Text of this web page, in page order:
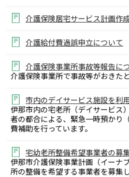
介護保険居宅サービス計画作
介護給付費過誤申立について
介護保険事業所事故等報告に
介護保険事業所で事故等がおきた
市内のデイサービス施設を利
伊那市内の宅老所（デイサービス
者の都合による、緊急一時預かり
費補助を行っています。
宅幼老所整備希望事業者の募
伊那市介護保険事業計画（イーナ
所の整備を希望する事業者を募集